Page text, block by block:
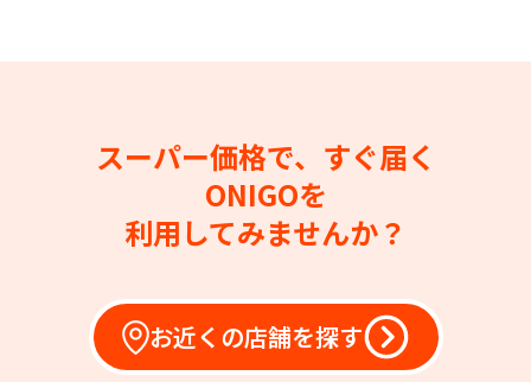
スーパー価格で、すぐ届く
ONIGOを
利用してみませんか？
お近くの店舗を探す